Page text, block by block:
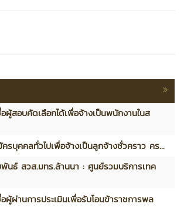
ผู้สอบคัดเลือกได้เพื่อจ้างเป็นพนักงานในส
รบุคคลทั่วไปเพื่อจ้างเป็นลูกจ้างชั่วคราว คร...
พันธ์ สวส.มทร.ล้านนา : ศูนย์รวมบริการเทค
ผู้ผ่านการประเมินเพื่อรับโอนข้าราชการพล